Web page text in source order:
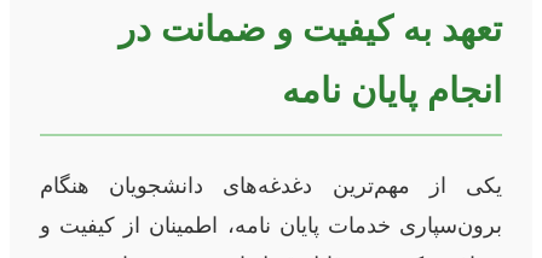
تعهد به کیفیت و ضمانت در
انجام پایان نامه
یکی از مهم‌ترین دغدغه‌های دانشجویان هنگام
برون‌سپاری خدمات پایان نامه، اطمینان از کیفیت و